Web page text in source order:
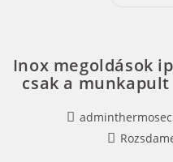
Inox megoldások
csak a